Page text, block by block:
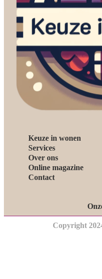
Keuze in wonen
Services
Over ons
Online magazine
Contact
Copyright